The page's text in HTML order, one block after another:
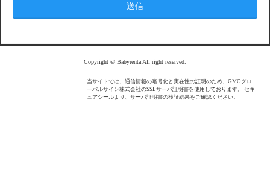
Copyright © Babyrenta All right reserved.
当サイトでは、通信情報の暗号化と実在性の証明のため、GMOグロ
ーバルサイン株式会社のSSLサーバ証明書を使用しております。 セキ
ュアシールより、サーバ証明書の検証結果をご確認ください。